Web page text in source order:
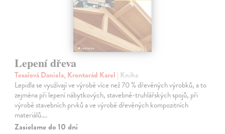
Lepení dřeva
Tesařová Daniela, Krontorád Karel | Kniha
Lepidla se využívají ve výrobě více než 70 % dřevěných výrobků, a to
zejména při lepení nábytkových, stavebně-truhlářských spojů, při
výrobě stavebních prvků a ve výrobě dřevěných kompozitních
materiálů.…
Zasielame do 10 dní